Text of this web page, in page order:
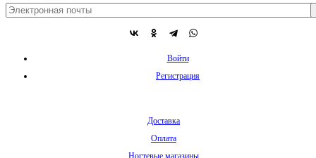
Войти
Регистрация
Доставка
Оплата
Ногтевые магазины